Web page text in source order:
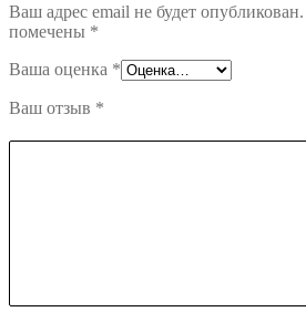
Ваш адрес email не будет опубликован.
помечены *
Ваша оценка *
Ваш отзыв *